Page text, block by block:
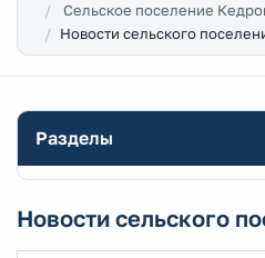
Сельское поселение
Новости сельского
Разделы
Новости сельского